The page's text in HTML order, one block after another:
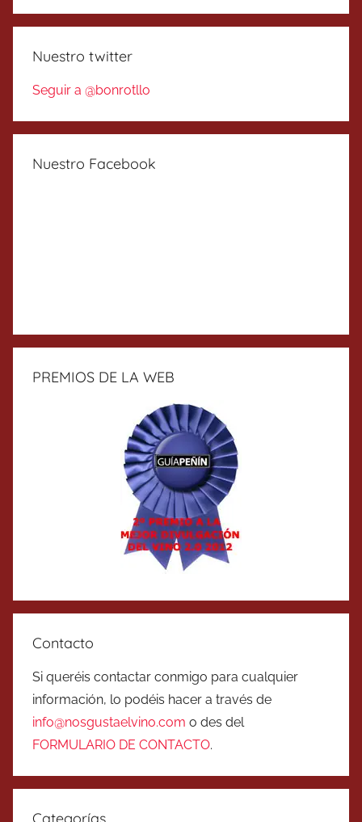
Nuestro twitter
Seguir a @bonrotllo
Nuestro Facebook
PREMIOS DE LA WEB
Contacto
Si queréis contactar conmigo para cualquier
información, lo podéis hacer a través de
info@nosgustaelvino.com o des del
FORMULARIO DE CONTACTO.